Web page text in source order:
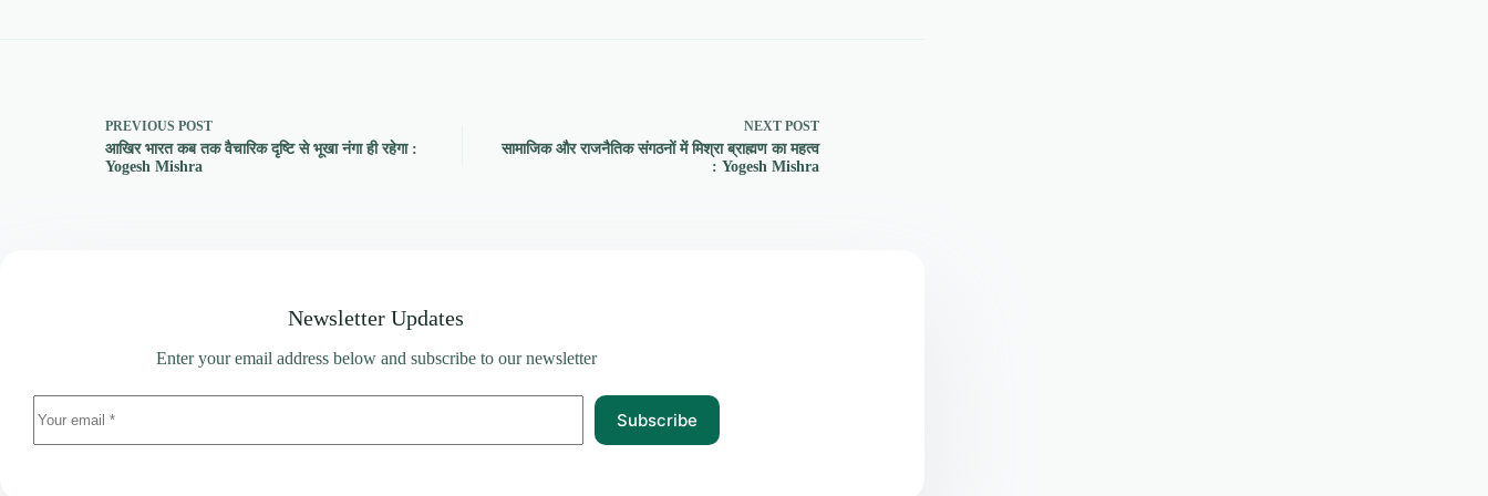
PREVIOUS POST
आखिर भारत कब तक वैचारिक दृष्टि से भूखा नंगा ही रहेगा :
Yogesh Mishra
NEXT POST
सामाजिक और राजनैतिक संगठनों में मिश्रा ब्राह्मण का महत्व
: Yogesh Mishra
Newsletter Updates
Enter your email address below and subscribe to our newsletter
Subscribe